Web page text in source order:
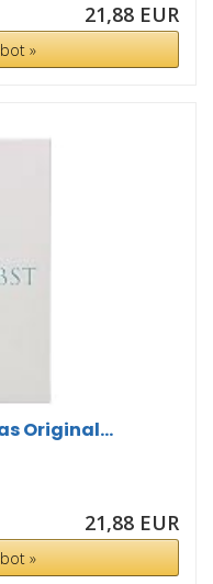
21,88 EUR
»
Original...
21,88 EUR
»